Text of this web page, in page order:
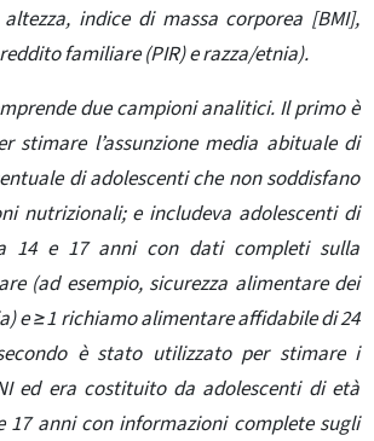
altezza, indice di massa corporea [BMI],
familiare (PIR) e razza/etnia).
due campioni analitici. Il primo è
stimare l’assunzione media abituale di
di adolescenti che non soddisfano
nutrizionali; e includeva adolescenti di
14 e 17 anni con dati completi sulla
(ad esempio, sicurezza alimentare dei
e ≥1 richiamo alimentare affidabile di 24
è stato utilizzato per stimare i
ed era costituito da adolescenti di età
17 anni con informazioni complete sugli